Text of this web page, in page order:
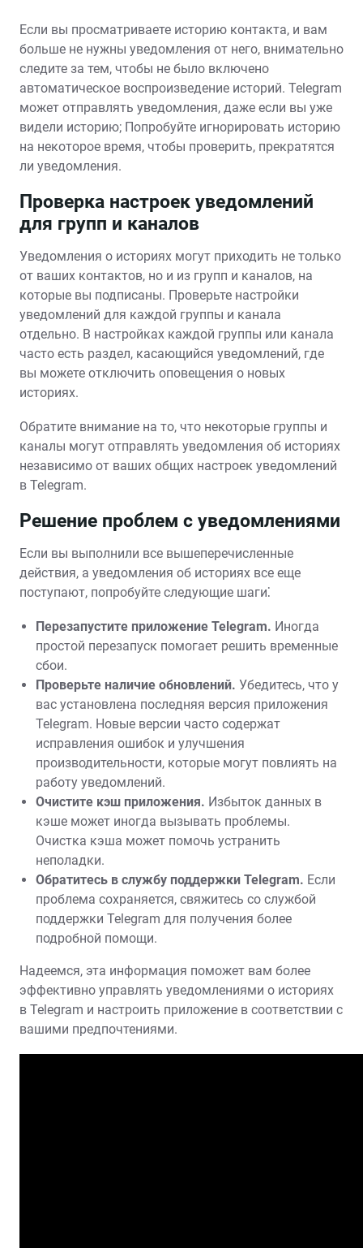
Если вы просматриваете историю контакта, и вам
больше не нужны уведомления от него, внимательно
следите за тем, чтобы не было включено
автоматическое воспроизведение историй. Telegram
может отправлять уведомления, даже если вы уже
видели историю; Попробуйте игнорировать историю
на некоторое время, чтобы проверить, прекратятся
ли уведомления.
Проверка настроек уведомлений
для групп и каналов
Уведомления о историях могут приходить не только
от ваших контактов, но и из групп и каналов, на
которые вы подписаны. Проверьте настройки
уведомлений для каждой группы и канала
отдельно. В настройках каждой группы или канала
часто есть раздел, касающийся уведомлений, где
вы можете отключить оповещения о новых
историях.
Обратите внимание на то, что некоторые группы и
каналы могут отправлять уведомления об историях
независимо от ваших общих настроек уведомлений
в Telegram.
Решение проблем с уведомлениями
Если вы выполнили все вышеперечисленные
действия, а уведомления об историях все еще
поступают, попробуйте следующие шаги⁚
Перезапустите приложение Telegram. Иногда
простой перезапуск помогает решить временные
сбои.
Проверьте наличие обновлений. Убедитесь, что у
вас установлена последняя версия приложения
Telegram. Новые версии часто содержат
исправления ошибок и улучшения
производительности, которые могут повлиять на
работу уведомлений.
Очистите кэш приложения. Избыток данных в
кэше может иногда вызывать проблемы.
Очистка кэша может помочь устранить
неполадки.
Обратитесь в службу поддержки Telegram. Если
проблема сохраняется, свяжитесь со службой
поддержки Telegram для получения более
подробной помощи.
Надеемся, эта информация поможет вам более
эффективно управлять уведомлениями о историях
в Telegram и настроить приложение в соответствии с
вашими предпочтениями.